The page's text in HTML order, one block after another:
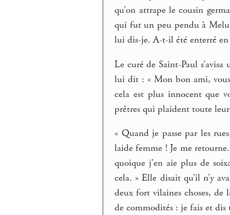
qu’on attrape le cousin
qui fut un peu pendu à
lui dis-je. A-t-il été enterré
Le curé de Saint-Paul
lui dit : « Mon bon ami, vous
cela est plus innocent que
prêtres qui plaident toute
« Quand je passe par les
laide femme ! Je me
quoique j’en aie plus de
cela. » Elle disait qu’il n’y
deux fort vilaines choses,
de commodités : je fais et